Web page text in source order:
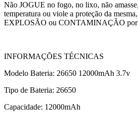
Não JOGUE no fogo, no lixo, não
temperatura ou viole a proteção da
EXPLOSÃO ou CONTAMINAÇÃO por
INFORMAÇÕES TÉCNICAS
Modelo Bateria: 26650 12000mAh 3.7v
Tipo de Bateria: 26650
Capacidade: 12000mAh